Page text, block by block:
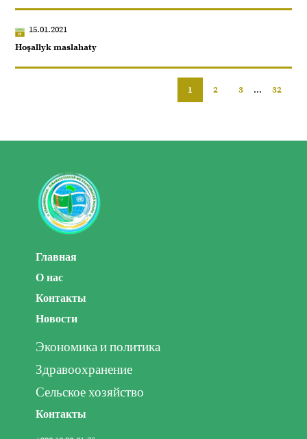
15.01.2021
Hoşallyk maslahaty
1 2 3 ... 32
Главная
О нас
Контакты
Новости
Экономика и политика
Здравоохранение
Сельское хозяйство
Контакты